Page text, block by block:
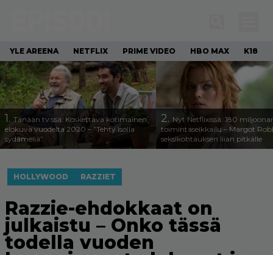
YLE AREENA NETFLIX PRIME VIDEO HBO MAX K18
1. Tänään tv:ssä: Koskettava kotimainen
elokuva vuodelta 2020 – ”Tehty isolla
sydämellä”
2. Nyt Netflixissä: 180
toimintaseikkailu – Margot
seksikohtauksen liian pitkälle
HOLLYWOOD RAZZIET
Razzie-ehdokkaat on
julkaistu – Onko tässä
todella vuoden